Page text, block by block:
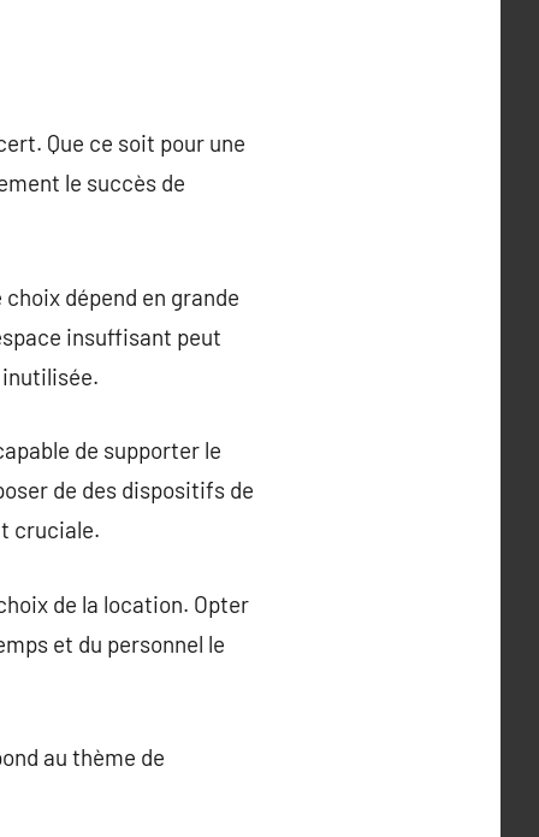
Que ce soit pour une
le succès de
dépend en grande
insuffisant peut
de supporter le
de des dispositifs de
cruciale.
de la location. Opter
et du personnel le
au thème de